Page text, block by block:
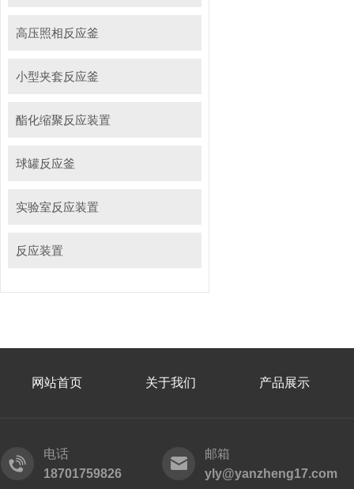
高压照相反应釜
小型夹套反应釜
酯化缩聚反应装置
球罐反应釜
实验室反应装置
反应装置
网站首页 关于我们 产品展示
电话
18701759826
邮箱
yly@yanzheng17.com